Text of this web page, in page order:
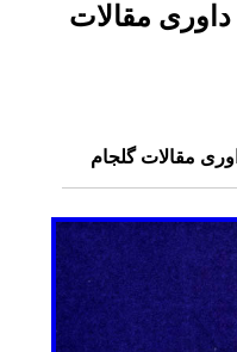
مقالات
مقالات گلجام